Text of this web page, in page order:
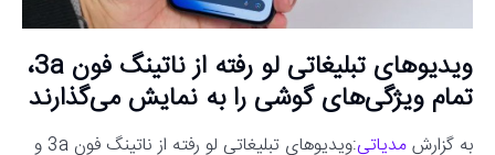
ویدیوهای تبلیغاتی لو رفته از ناتینگ فون 3a،
تمام ویژگی‌های گوشی را به نمایش می‌گذارند
به گزارشمدیاتی
:ویدیوهای تبلیغاتی لو رفته از ناتینگ فون 3a و